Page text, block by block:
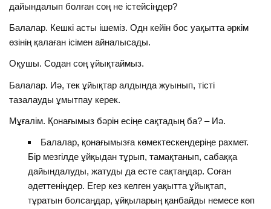
дайындалып болған соң не істейсіңдер?
Балалар. Кешкі асты ішеміз. Одн кейін бос уақытта әркім
өзінің қалаған ісімен айналысады.
Оқушы. Содан соң ұйықтаймыз.
Балалар. Иә, тек ұйықтар алдында жуынып, тісті
тазалауды ұмытпау керек.
Мұғалім. Қонағымыз бәрін есіңе сақтадың ба? – Иә.
Балалар, қонағымызға көмектескендеріңе рахмет.
Бір мезгілде ұйқыдан тұрып, тамақтанып, сабаққа
дайындалуды, жатуды да есте сақтаңдар. Соған
әдеттеніңдер. Егер кез келген уақытта ұйықтап,
тұратын болсаңдар, ұйқыларың қанбайды немесе көп